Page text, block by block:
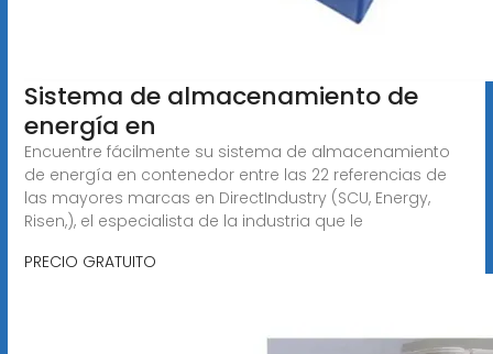
Sistema de almacenamiento de
energía en
Encuentre fácilmente su sistema de almacenamiento
de energía en contenedor entre las 22 referencias de
las mayores marcas en DirectIndustry (SCU, Energy,
Risen,), el especialista de la industria que le
PRECIO GRATUITO